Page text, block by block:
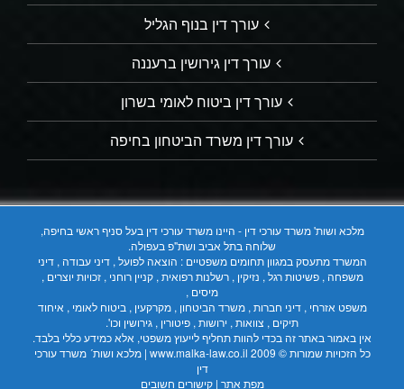
עורך דין בנוף הגליל
עורך דין גירושין ברעננה
עורך דין ביטוח לאומי בשרון
עורך דין משרד הביטחון בחיפה
מלכא ושות' משרד עורכי דין - היינו משרד עורכי דין בעל סניף ראשי בחיפה,
שלוחה בתל אביב ושת"פ בעפולה.
המשרד מתעסק במגוון תחומים משפטיים : הוצאה לפועל , דיני עבודה , דיני
משפחה , פשיטות רגל , נזיקין , רשלנות רפואית , קניין רוחני , זכויות יוצרים ,
מיסים ,
משפט אזרחי , דיני חברות , משרד הביטחון , מקרקעין , ביטוח לאומי , איחוד
תיקים , צוואות , ירושות , פיטורין , גירושין וכו'.
אין באמור באתר זה בכדי להוות תחליף לייעוץ משפטי, אלא כמידע כללי בלבד.
כל הזכויות שמורות © 2009
www.malka-law.co.il | מלכא ושות´ משרד עורכי
דין
מפת אתר |קישורים חשובים